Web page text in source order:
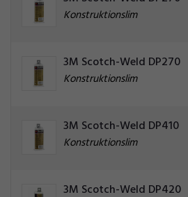
Konstruktionslim
3M Scotch-Weld DP270
Konstruktionslim
3M Scotch-Weld DP410
Konstruktionslim
3M Scotch-Weld DP420